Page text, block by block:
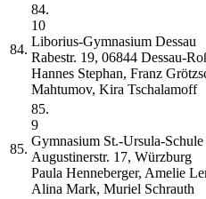
84.
84.
10
Liborius-Gymnasium Dessau
Rabestr. 19, 06844 Dessau-
Hannes Stephan, Franz
Mahtumov, Kira Tschalamoff
85.
85.
9
Gymnasium St.-Ursula-Schule
Augustinerstr. 17, Würzburg
Paula Henneberger, Amelie
Alina Mark, Muriel Schrauth